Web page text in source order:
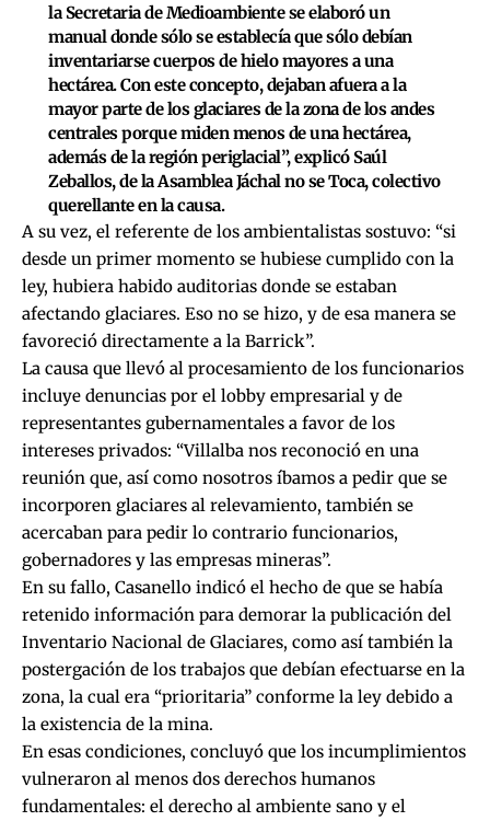
la Secretaria de Medioambiente se elaboró un
manual donde sólo se establecía que sólo debían
inventariarse cuerpos de hielo mayores a una
hectárea. Con este concepto, dejaban afuera a la
mayor parte de los glaciares de la zona de los andes
centrales porque miden menos de una hectárea,
además de la región periglacial”, explicó Saúl
Zeballos, de la Asamblea Jáchal no se Toca, colectivo
querellante en la causa.
A su vez, el referente de los ambientalistas sostuvo: “si
desde un primer momento se hubiese cumplido con la
ley, hubiera habido auditorias donde se estaban
afectando glaciares. Eso no se hizo, y de esa manera se
favoreció directamente a la Barrick”.
La causa que llevó al procesamiento de los funcionarios
incluye denuncias por el lobby empresarial y de
representantes gubernamentales a favor de los
intereses privados: “Villalba nos reconoció en una
reunión que, así como nosotros íbamos a pedir que se
incorporen glaciares al relevamiento, también se
acercaban para pedir lo contrario funcionarios,
gobernadores y las empresas mineras”.
En su fallo, Casanello indicó el hecho de que se había
retenido información para demorar la publicación del
Inventario Nacional de Glaciares, como así también la
postergación de los trabajos que debían efectuarse en la
zona, la cual era “prioritaria” conforme la ley debido a
la existencia de la mina.
En esas condiciones, concluyó que los incumplimientos
vulneraron al menos dos derechos humanos
fundamentales: el derecho al ambiente sano y el